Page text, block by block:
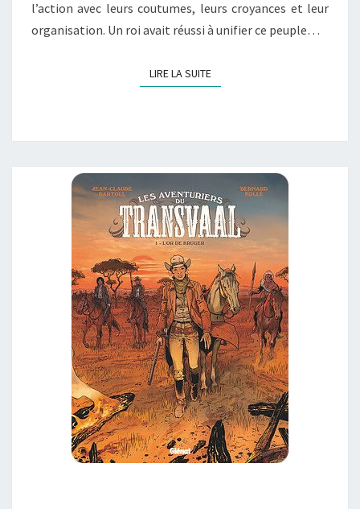
l’action avec leurs coutumes, leurs croyances et leur
organisation. Un roi avait réussi à unifier ce peuple…
LIRE LA SUITELIRE LA SUITE